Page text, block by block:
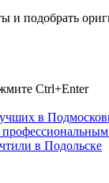
подобрать
Ctrl+Enter
в
в Подольске